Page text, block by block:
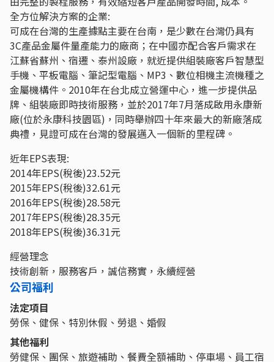
全方位解決方案的企業:
可成在台灣的生產據點主要在台南，是少數在台灣仍具有
3C產品金屬件量產能力的廠商；在中國亦配合客戶需求在
江蘇省蘇州、宿遷、泰州設廠，就近提供組裝廠客戶智慧型
手機、平板電腦、筆記型電腦、MP3、數位相機主流機種之
金屬機構件。2010年在台北成立營運中心，進一步提供品
牌、組裝廠即時技術服務，並於2017年7月落成啟用永康新
廠(位於永康科技園區)，同時舉辦四十年來最大的新廠落成
典禮，見證可成在台灣的發展邁入一個新的里程碑。
近年EPS表現:
2014年EPS(稅後)23.52元
2015年EPS(稅後)32.61元
2016年EPS(稅後)28.58元
2017年EPS(稅後)28.35元
2018年EPS(稅後)36.31元
經營理念
技術創新，服務客戶，誠信務實，永續經營
公司福利
法定項目
勞保、健保、特別休假、勞退、婚假
其他福利
勞健保、團保、旅遊補助、餐費全額補助、停車場、員工宿